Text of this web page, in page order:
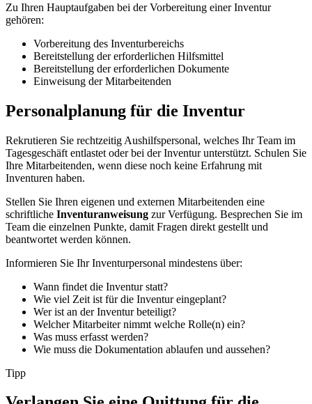
Zu Ihren Hauptaufgaben bei der Vorbereitung einer Inventur
gehören:
Vorbereitung des Inventurbereichs
Bereitstellung der erforderlichen Hilfsmittel
Bereitstellung der erforderlichen Dokumente
Einweisung der Mitarbeitenden
Personalplanung für die Inventur
Rekrutieren Sie rechtzeitig Aushilfspersonal, welches Ihr Team im
Tagesgeschäft entlastet oder bei der Inventur unterstützt. Schulen Sie
Ihre Mitarbeitenden, wenn diese noch keine Erfahrung mit
Inventuren haben.
Stellen Sie Ihren eigenen und externen Mitarbeitenden eine
schriftliche Inventuranweisung zur Verfügung. Besprechen Sie im
Team die einzelnen Punkte, damit Fragen direkt gestellt und
beantwortet werden können.
Informieren Sie Ihr Inventurpersonal mindestens über:
Wann findet die Inventur statt?
Wie viel Zeit ist für die Inventur eingeplant?
Wer ist an der Inventur beteiligt?
Welcher Mitarbeiter nimmt welche Rolle(n) ein?
Was muss erfasst werden?
Wie muss die Dokumentation ablaufen und aussehen?
Tipp